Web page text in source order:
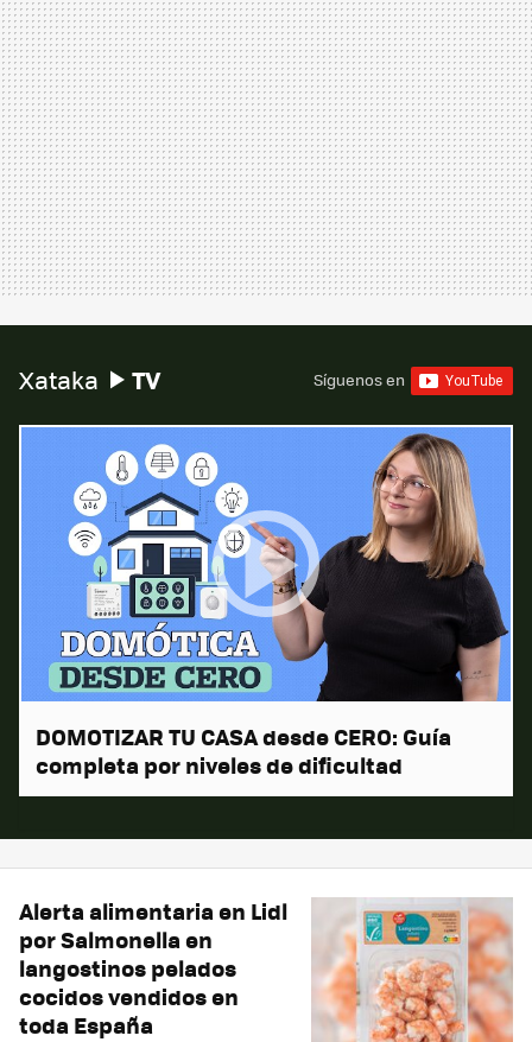
Xataka TV Síguenos en
DOMOTIZAR TU CASA desde CERO: Guía
completa por niveles de dificultad
Alerta alimentaria en Lidl
por Salmonella en
langostinos pelados
cocidos vendidos en
toda España